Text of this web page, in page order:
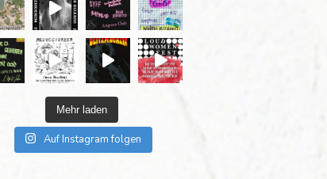
Mehr laden
Auf Instagram folgen